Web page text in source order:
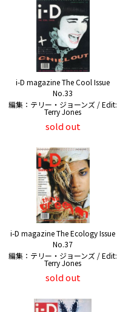
i-D magazine The Cool Issue
No.33
編集：テリー・ジョーンズ / Edit:
Terry Jones
sold out
i-D magazine The Ecology Issue
No.37
編集：テリー・ジョーンズ / Edit:
Terry Jones
sold out